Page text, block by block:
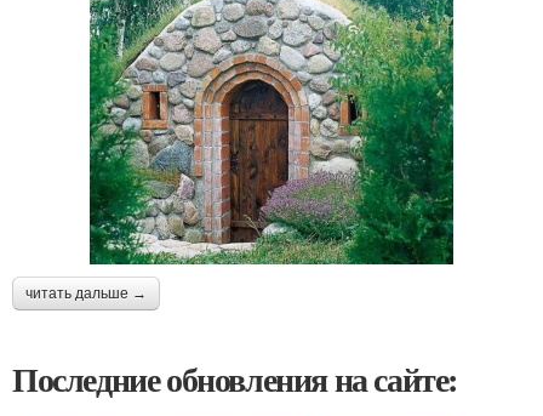
читать дальше →
Последние обновления на сайте: